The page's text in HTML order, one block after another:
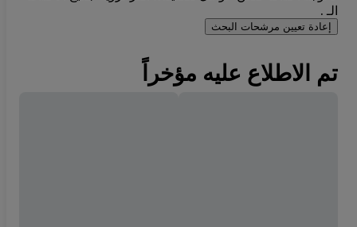
الـ .
إعادة تعيين مرشحات البحث
تم الاطلاع عليه مؤخراً